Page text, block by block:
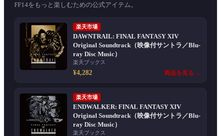
FF14をもっと楽しむための公式アイテム。
楽天市場
DAWNTRAIL: FINAL FANTASY XIV
Original Soundtrack（映像付サントラ／Blu-
ray Disc Music）
楽天ブックス
¥4,282 商品を見る →
楽天市場
ENDWALKER: FINAL FANTASY XIV
Original Soundtrack（映像付サントラ／Blu-
ray Disc Music）
楽天ブックス